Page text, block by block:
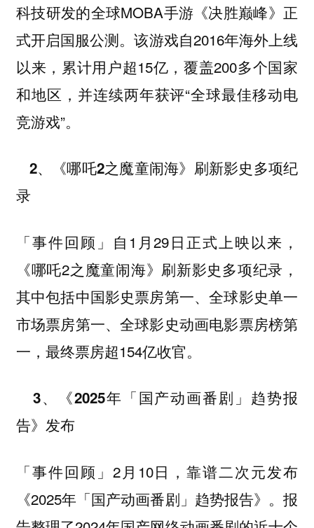
科技研发的全球MOBA手游《决胜巅峰》正
式开启国服公测。该游戏自2016年海外上线
以来，累计用户超15亿，覆盖200多个国家
和地区，并连续两年获评“全球最佳移动电
竞游戏”。
2、《哪吒2之魔童闹海》刷新影史多项纪
录
「事件回顾」 自1月29日正式上映以来，
《哪吒2之魔童闹海》刷新影史多项纪录，
其中包括中国影史票房第一、全球影史单一
市场票房第一、全球影史动画电影票房榜第
一，最终票房超154亿收官。
3、《2025年「国产动画番剧」趋势报
告》发布
「事件回顾」 2月10日，靠谱二次元发布
《2025年「国产动画番剧」趋势报告》。报